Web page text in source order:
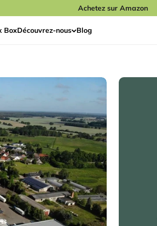
Achetez sur Amazon
BoxDécouvrez-nous Blog